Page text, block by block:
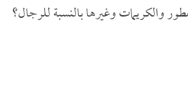
والكريمات وغيرها بالنسبة للرجال؟